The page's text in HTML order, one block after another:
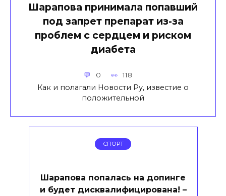
Шарапова принимала попавший
под запрет препарат из-за
проблем с сердцем и риском
диабета
0 118
Как и полагали Новости Ру, известие о
положительной
СПОРТ
Шарапова попалась на допинге
и будет дисквалифицирована! –